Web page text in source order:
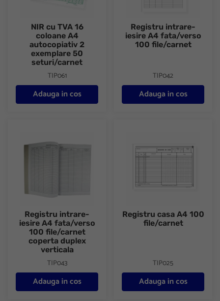
NIR cu TVA 16
coloane A4
autocopiativ 2
exemplare 50
seturi/carnet
TIP061
Adauga in cos
Registru intrare-
iesire A4 fata/verso
100 file/carnet
TIP042
Adauga in cos
Registru intrare-
iesire A4 fata/verso
100 file/carnet
coperta duplex
verticala
TIP043
Adauga in cos
Registru casa A4 100
file/carnet
TIP025
Adauga in cos